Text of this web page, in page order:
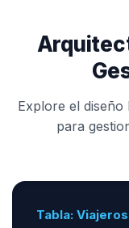
Explore el diseño
para
Tabla: Viajeros